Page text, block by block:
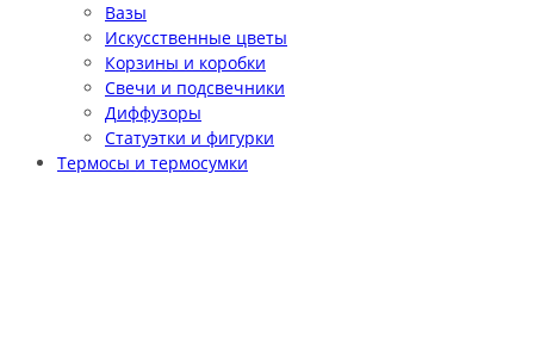
Вазы
Искусственные цветы
Корзины и коробки
Свечи и подсвечники
Диффузоры
Статуэтки и фигурки
Термосы и термосумки